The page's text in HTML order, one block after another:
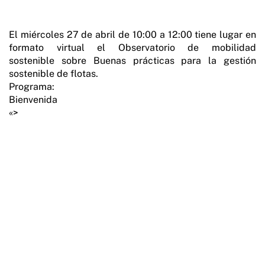
El miércoles 27 de abril de 10:00 a 12:00 tiene lugar en
formato virtual el Observatorio de mobilidad
sostenible sobre Buenas prácticas para la gestión
sostenible de flotas.
Programa:
Bienvenida
«>